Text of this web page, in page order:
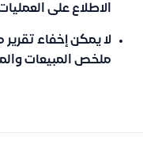
الاطلاع على
لا يمكن إخفاء تقرير
ملخص المبيعات